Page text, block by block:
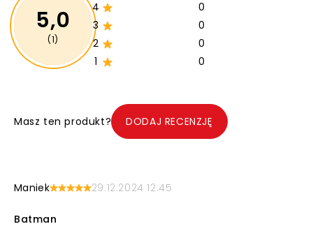
5,0
(1)
4
0
3
0
2
0
1
0
Masz ten produkt? DODAJ RECENZJĘ
Maniek 29.12.2024 12:45
Batman